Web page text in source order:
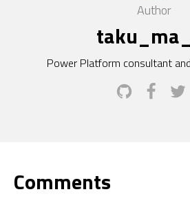
Author
Power Platform consultant
Comments